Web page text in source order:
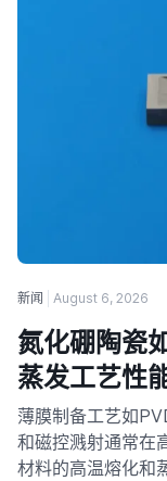
新闻 August 6, 2026
氮化硼陶瓷
蒸发工艺性
薄膜制备工艺如
和磁控溅射通常在
材料的高温熔化和